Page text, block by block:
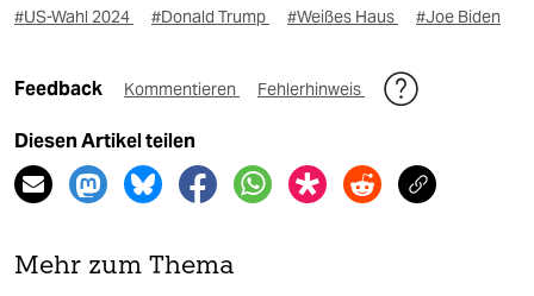
#US-Wahl 2024 #Donald Trump #Weißes Haus #Joe Biden
Feedback Kommentieren Fehlerhinweis
Diesen Artikel teilen
Mehr zum Thema